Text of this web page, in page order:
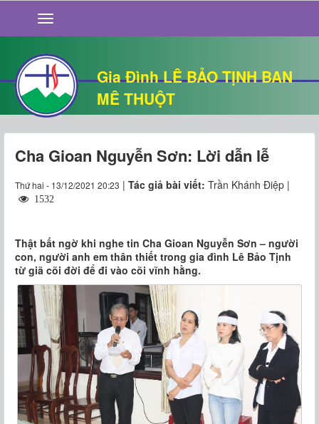
Gia Đình LÊ BẢO TỊNH BAN
MÊ THUỘT
GIỚI THIỆU
TIN TỨC
SỐNG ĐẠO
CHUYỆN NHÀ
QUÁN VĂN
THƯ GIÃN
Cha Gioan Nguyễn Sơn: Lời dẫn lễ
Thứ hai - 13/12/2021 20:23 | Tác giả bài viết: Trần Khánh Điệp |
1532
Thật bất ngờ khi nghe tin Cha Gioan Nguyễn Sơn – người
con, người anh em thân thiết trong gia đình Lê Bảo Tịnh
từ giã cõi đời để đi vào cõi vĩnh hằng.